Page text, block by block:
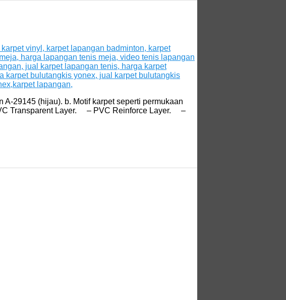
29145 (hijau). b. Motif karpet seperti permukaan
Transparent Layer. – PVC Reinforce Layer. –